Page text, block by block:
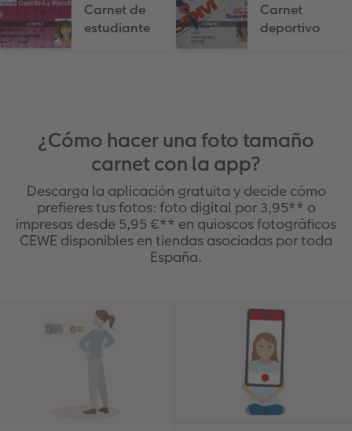
Carnet de
estudiante
Carnet
deportivo
¿Cómo hacer una foto tamaño
carnet con la app?
Descarga la aplicación gratuita y decide cómo
prefieres tus fotos: foto digital por 3,95** o
impresas desde 5,95 €** en quioscos fotográficos
CEWE disponibles en tiendas asociadas por toda
España.